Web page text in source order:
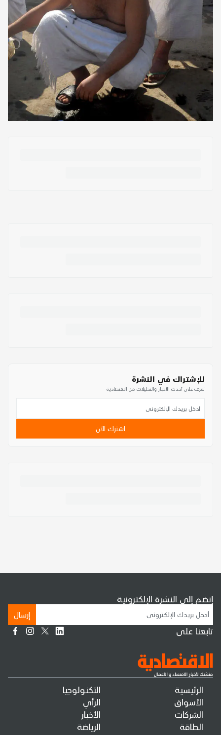
للإشتراك في النشرة
تعرف على أحدث الأخبار والتحليلات من الاقتصادية
اشترك الآن
الرئيسية
الأسواق
الشركات
الطاقة
التكنولوجيا
الرأي
الأخبار
الرياضة
إنضم إلى النشرة الإلكترونية
إرسال
تابعنا على